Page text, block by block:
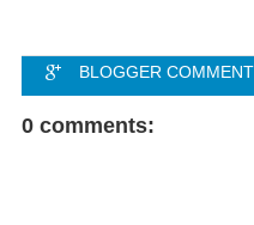
BLOGGER COMMENT
FACEBOOK
0 comments: